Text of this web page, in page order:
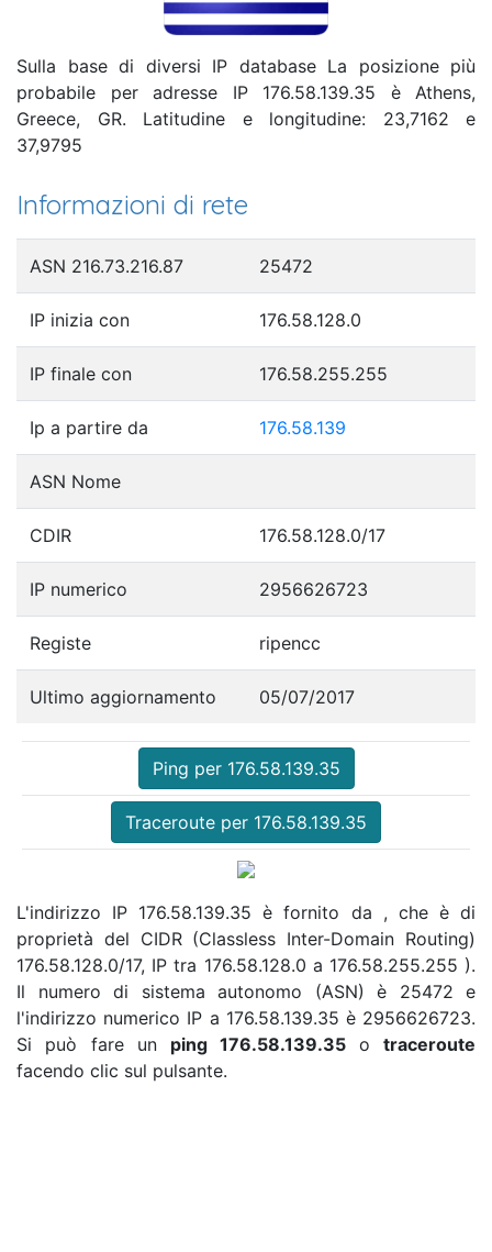
Sulla base di diversi IP database La posizione più
probabile per adresse IP 176.58.139.35 è Athens,
Greece, GR. Latitudine e longitudine: 23,7162 e
37,9795
Informazioni di rete
ASN 216.73.216.87 25472
IP inizia con 176.58.128.0
IP finale con 176.58.255.255
Ip a partire da 176.58.139
ASN Nome
CDIR 176.58.128.0/17
IP numerico 2956626723
Registe ripencc
Ultimo aggiornamento 05/07/2017
Ping per 176.58.139.35
Traceroute per 176.58.139.35
L'indirizzo IP 176.58.139.35 è fornito da , che è di
proprietà del CIDR (Classless Inter-Domain Routing)
176.58.128.0/17, IP tra 176.58.128.0 a 176.58.255.255 ).
Il numero di sistema autonomo (ASN) è 25472 e
l'indirizzo numerico IP a 176.58.139.35 è 2956626723.
Si può fare un ping 176.58.139.35 otraceroute
facendo clic sul pulsante.